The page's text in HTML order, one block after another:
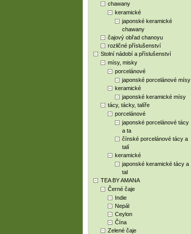
chawany
keramické
japonské keramické
chawany
čajový obřad chanoyu
rozličné příslušenství
Stolní nádobí a příslušenství
mísy, misky
porcelánové
japonské porcelánové mísy
keramické
japonské keramické mísy
tácy, tácky, talíře
porcelánové
japonské porcelánové tácy
a ta
čínské porcelánové tácy a
talí
keramické
japonské keramické tácy a
tal
TEA BY AMANA
Černé čaje
Indie
Nepál
Ceylon
Čína
Zelené čaje